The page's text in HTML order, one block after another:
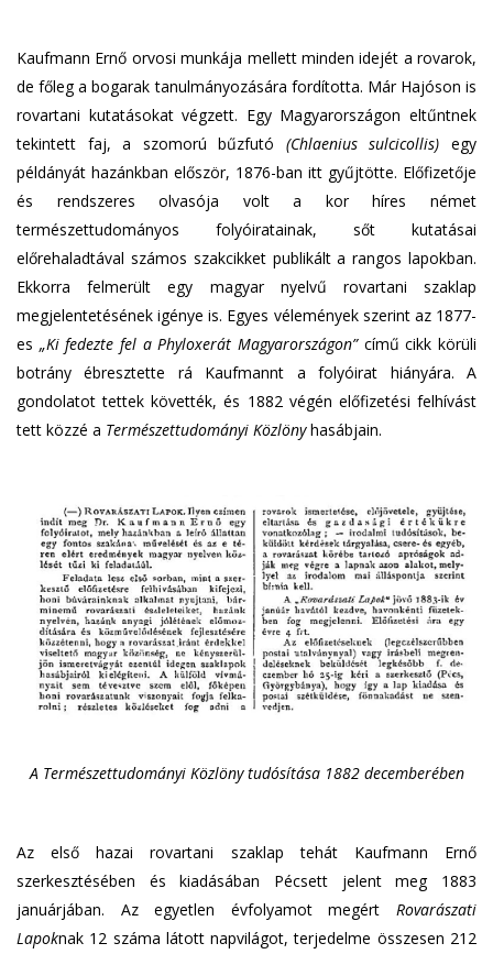
Kaufmann Ernő orvosi munkája mellett minden idejét a rovarok,
de főleg a bogarak tanulmányozására fordította. Már Hajóson is
rovartani kutatásokat végzett. Egy Magyarországon eltűntnek
tekintett faj, a szomorú bűzfutó (Chlaenius sulcicollis)egy
példányát hazánkban először, 1876-ban itt gyűjtötte. Előfizetője
és rendszeres olvasója volt a kor híres német
természettudományos folyóiratainak, sőt kutatásai
előrehaladtával számos szakcikket publikált a rangos lapokban.
Ekkorra felmerült egy magyar nyelvű rovartani szaklap
megjelentetésének igénye is. Egyes vélemények szerint az 1877-
es „Ki fedezte fel a Phyloxerát Magyarországon”című cikk körüli
botrány ébresztette rá Kaufmannt a folyóirat hiányára. A
gondolatot tettek követték, és 1882 végén előfizetési felhívást
tett közzé a Természettudományi Közlönyhasábjain.
A Természettudományi Közlöny tudósítása 1882 decemberében
Az első hazai rovartani szaklap tehát Kaufmann Ernő
szerkesztésében és kiadásában Pécsett jelent meg 1883
januárjában. Az egyetlen évfolyamot megért Rovarászati
Lapoknak 12 száma látott napvilágot, terjedelme összesen 212